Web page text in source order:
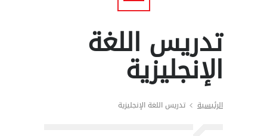
تدريس اللغة
الإنجليزية
الرئيسية تدريس اللغة الإنجليزية